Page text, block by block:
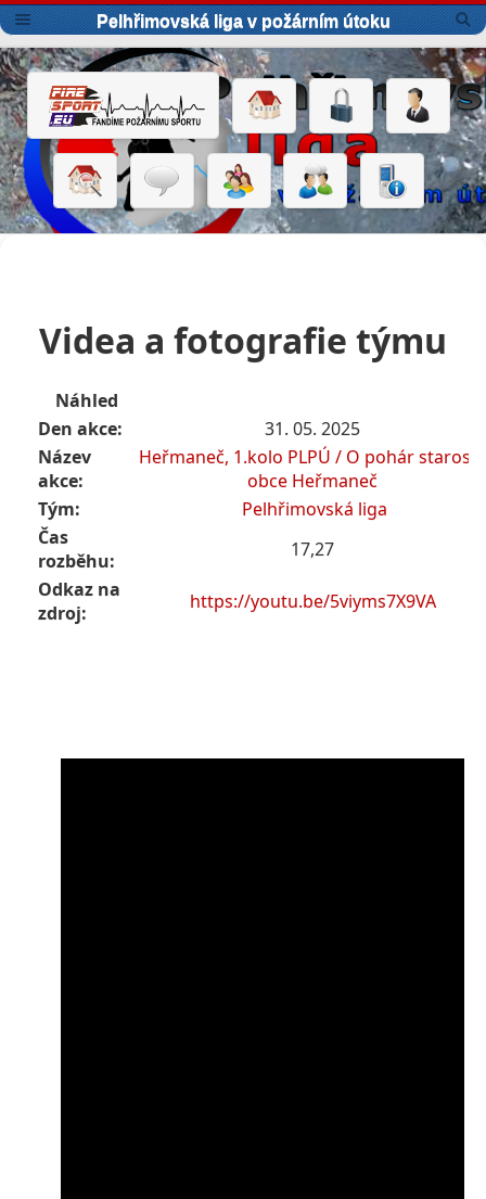
Pelhřimovská liga v požárním útoku
Videa a fotografie týmu
Náhled
Den akce:
31. 05. 2025
Název
akce:
Heřmaneč, 1.kolo PLPÚ / O pohár starosty
obce Heřmaneč
Tým:
Pelhřimovská liga
Čas
rozběhu:
17,27
Odkaz na
zdroj:
https://youtu.be/5viyms7X9VA